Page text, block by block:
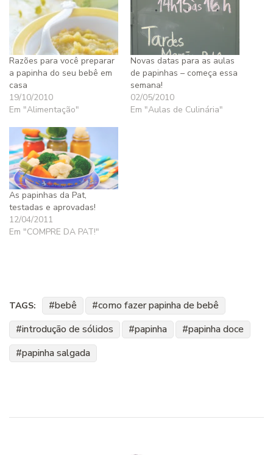
Razões para você preparar
a papinha do seu bebê em
casa
19/10/2010
Em "Alimentação"
Novas datas para as aulas
de papinhas – começa essa
semana!
02/05/2010
Em "Aulas de Culinária"
As papinhas da Pat,
testadas e aprovadas!
12/04/2011
Em "COMPRE DA PAT!"
TAGS: bebê
como fazer papinha de bebê
introdução de sólidos
papinha
papinha doce
papinha salgada